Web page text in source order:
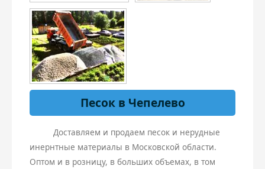
Песок в Чепелево
Доставляем и продаем песок и нерудные
инернтные материалы в Московской области.
Оптом и в розницу, в больших объемах, в том